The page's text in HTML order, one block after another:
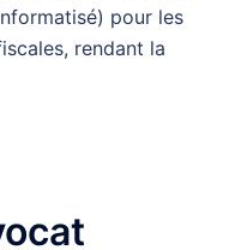
pour les
rendant la